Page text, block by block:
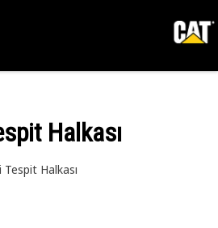
Halkası
Halkası